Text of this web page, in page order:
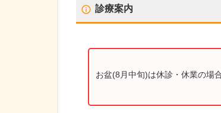
診療案内
お盆(8月中旬)は休診・休業の場